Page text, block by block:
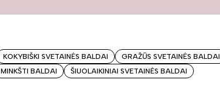
KOKYBIŠKI SVETAINĖS BALDAI
GRAŽŪS SVETAINĖS BALDAI
MINKŠTI BALDAI
ŠIUOLAIKINIAI SVETAINĖS BALDAI